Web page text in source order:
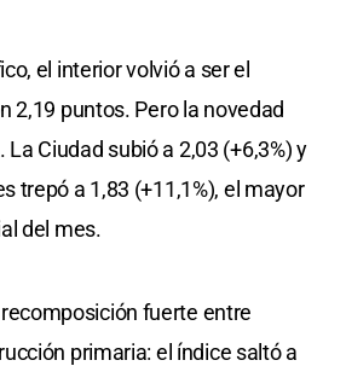
el interior volvió a ser el
2,19 puntos. Pero la novedad
Ciudad subió a 2,03 (+6,3%) y
trepó a 1,83 (+11,1%), el mayor
del mes.
fuerte entre
primaria: el índice saltó a